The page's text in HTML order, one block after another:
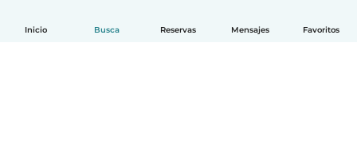
Inicio Busca Reservas Mensajes Favoritos